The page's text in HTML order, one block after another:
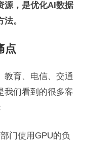
源，是优化AI数据
。
点
教育、电信、交通
我们看到的很多客
门使用GPU的负